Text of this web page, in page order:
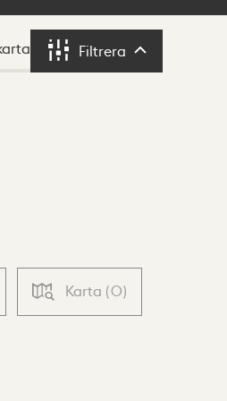
Filtrera Filtrera
Karta (0)